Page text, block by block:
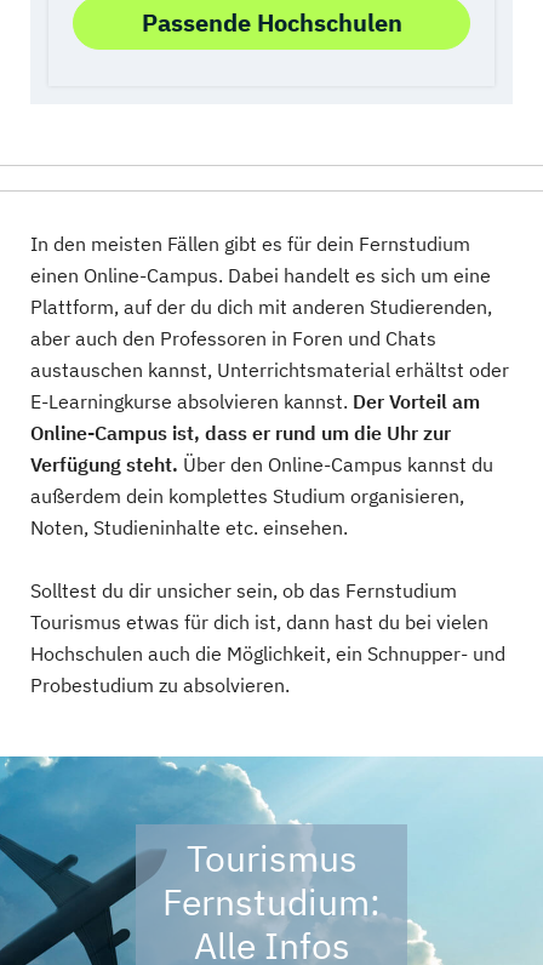
Passende Hochschulen
In den meisten Fällen gibt es für dein Fernstudium
einen Online-Campus. Dabei handelt es sich um eine
Plattform, auf der du dich mit anderen Studierenden,
aber auch den Professoren in Foren und Chats
austauschen kannst, Unterrichtsmaterial erhältst oder
E-Learningkurse absolvieren kannst. Der Vorteil am
Online-Campus ist, dass er rund um die Uhr zur
Verfügung steht. Über den Online-Campus kannst du
außerdem dein komplettes Studium organisieren,
Noten, Studieninhalte etc. einsehen.
Solltest du dir unsicher sein, ob das Fernstudium
Tourismus etwas für dich ist, dann hast du bei vielen
Hochschulen auch die Möglichkeit, ein Schnupper- und
Probestudium zu absolvieren.
Tourismus
Fernstudium:
Alle Infos